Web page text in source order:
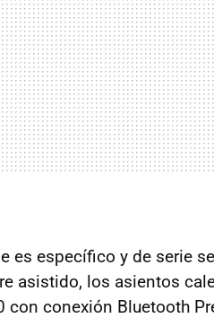
es específico y de serie
asistido, los asientos
con conexión Bluetooth